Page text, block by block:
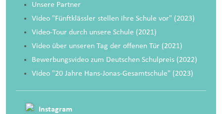
Unsere Partner
Video "Fünftklässler stellen ihre Schule vor" (2023)
Video-Tour durch unsere Schule (2021)
Video über unseren Tag der offenen Tür (2021)
Bewerbungsvideo zum Deutschen Schulpreis (2022)
Video "20 Jahre Hans-Jonas-Gesamtschule" (2023)
Instagram